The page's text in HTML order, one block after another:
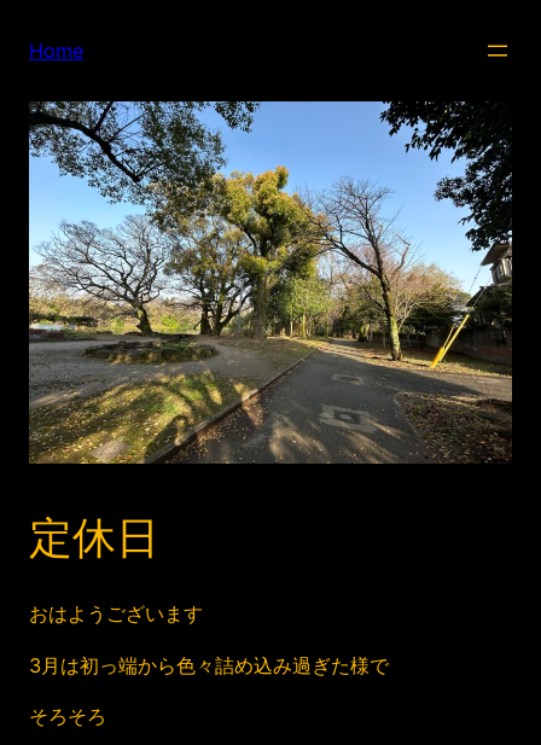
Home
定休日
おはようございます
3月は初っ端から色々詰め込み過ぎた様で
そろそろ